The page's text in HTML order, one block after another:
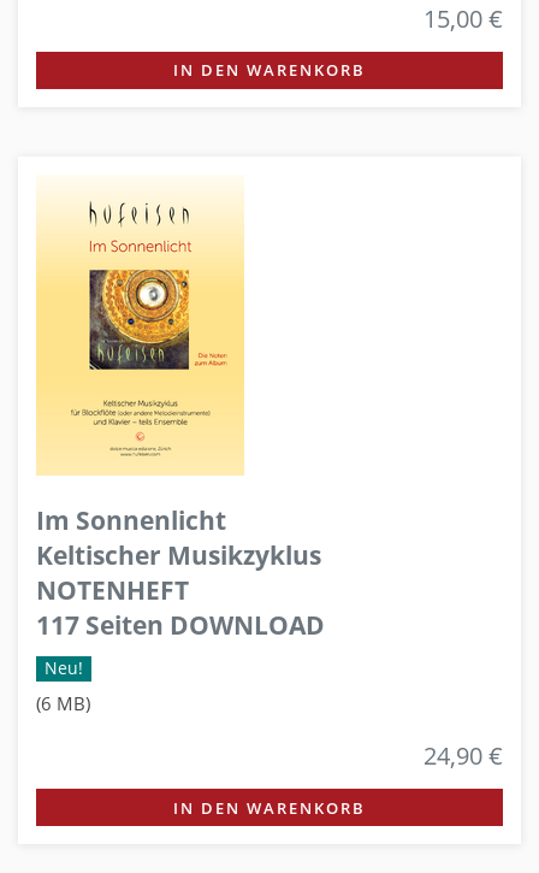
15,00 €
IN DEN WARENKORB
Im Sonnenlicht
Keltischer Musikzyklus
NOTENHEFT
117 Seiten DOWNLOAD
Neu!
(6 MB)
24,90 €
IN DEN WARENKORB